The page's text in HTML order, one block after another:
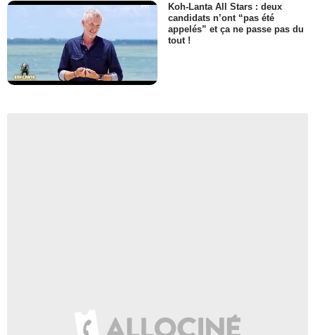
Koh-Lanta All Stars : deux
candidats n’ont “pas été
appelés” et ça ne passe pas du
tout !